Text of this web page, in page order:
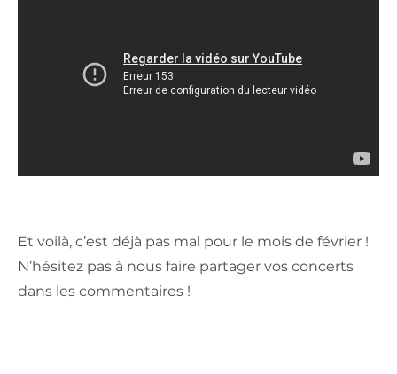
Et voilà, c’est déjà pas mal pour le mois de février !
N’hésitez pas à nous faire partager vos concerts
dans les commentaires !